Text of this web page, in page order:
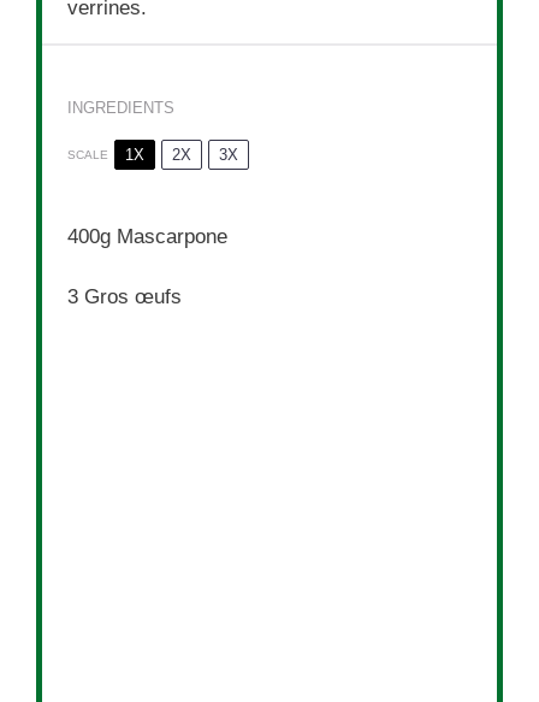
verrines.
INGREDIENTS
SCALE 1X 2X 3X
400g Mascarpone
3 Gros œufs